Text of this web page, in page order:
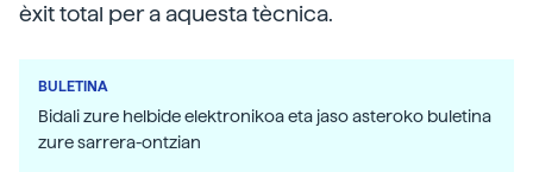
èxit total per a aquesta tècnica.
BULETINA
Bidali zure helbide elektronikoa eta jaso asteroko buletina
zure sarrera-ontzian